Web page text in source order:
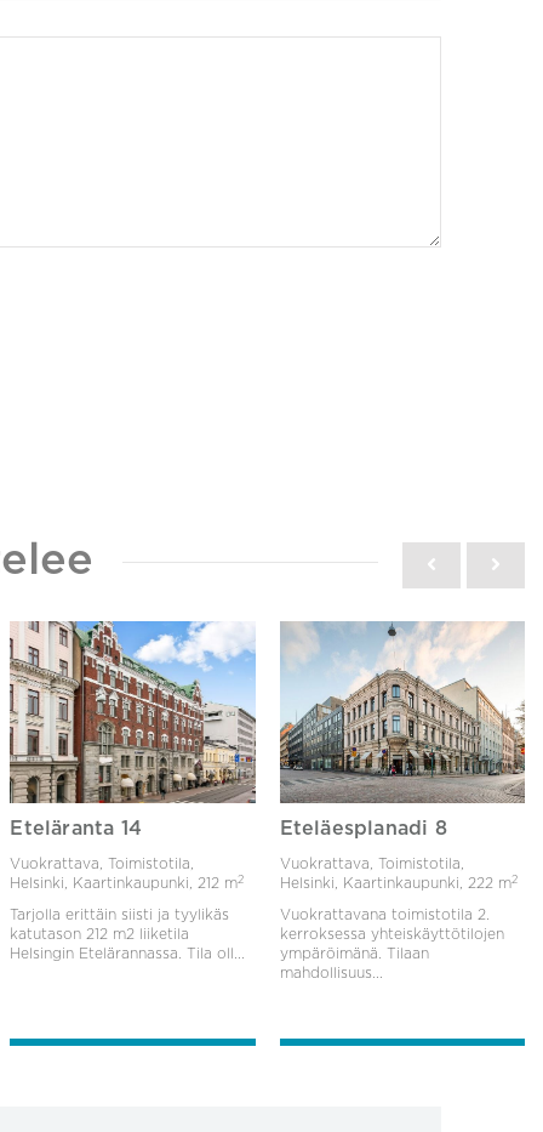
Eteläranta 14
Vuokrattava, Toimistotila,
Helsinki, Kaartinkaupunki, 212 m2
Tarjolla erittäin siisti ja tyylikäs
katutason 212 m2 liiketila
Helsingin Etelärannassa. Tila oll...
Eteläesplanadi 8
Vuokrattava, Toimistotila,
Helsinki, Kaartinkaupunki,
222 m2
Vuokrattavana toimistotila 2.
kerroksessa yhteiskäyttötilojen
ympäröimänä. Tilaan
mahdollisuus...